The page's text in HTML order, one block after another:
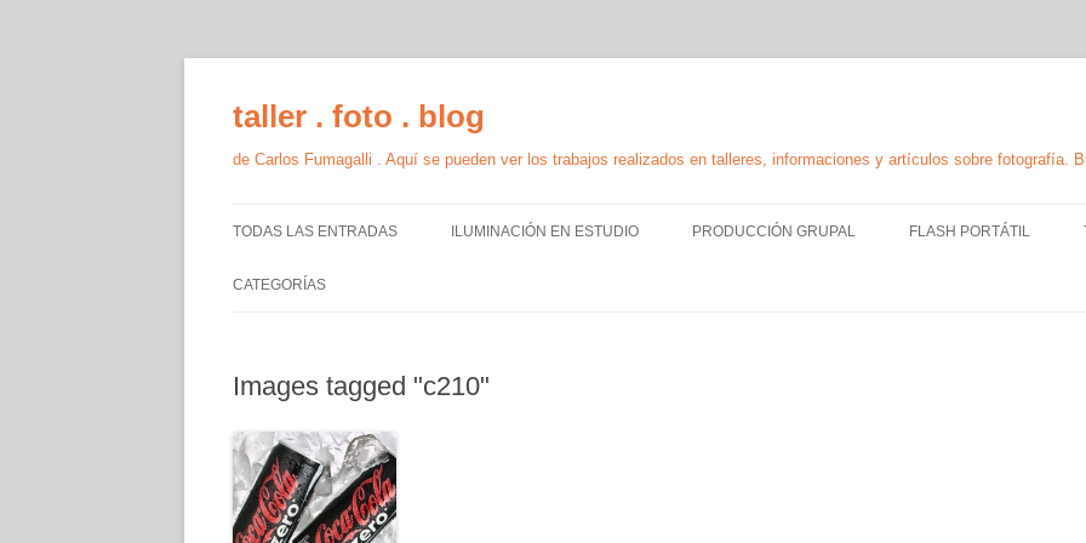
taller . foto . blog
de Carlos Fumagalli . Aquí se pueden ver los trabajos realizados en talleres, informaciones y artículos sobre fotografía.
to
TODAS LAS ENTRADAS ILUMINACIÓN EN ESTUDIO PRODUCCIÓN GRUPAL FLASH PORTÁTIL
CATEGORÍAS
PRODUCTO
TEORÍA Y TÉCNICA
TALLER
PRODUCCIÓN GRUPAL
Images tagged "c210"